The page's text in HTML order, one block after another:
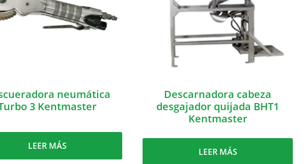
neumática
3 Kentmaster
LEER MÁS
Descarnadora cabeza
desgajador quijada BHT1
Kentmaster
LEER MÁS